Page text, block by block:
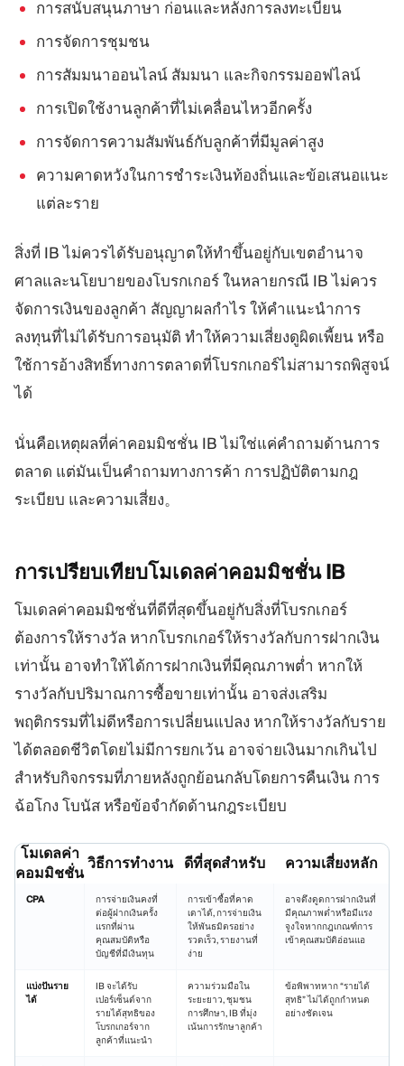
การสนับสนุนภาษา ก่อนและหลังการลงทะเบียน
การจัดการชุมชน
การสัมมนาออนไลน์ สัมมนา และกิจกรรมออฟไลน์
การเปิดใช้งานลูกค้าที่ไม่เคลื่อนไหวอีกครั้ง
การจัดการความสัมพันธ์กับลูกค้าที่มีมูลค่าสูง
ความคาดหวังในการชำระเงินท้องถิ่นและข้อเสนอแนะ
แต่ละราย
สิ่งที่ IB ไม่ควรได้รับอนุญาตให้ทำขึ้นอยู่กับเขตอำนาจ
ศาลและนโยบายของโบรกเกอร์ ในหลายกรณี IB ไม่ควร
จัดการเงินของลูกค้า สัญญาผลกำไร ให้คำแนะนำการ
ลงทุนที่ไม่ได้รับการอนุมัติ ทำให้ความเสี่ยงดูผิดเพี้ยน หรือ
ใช้การอ้างสิทธิ์ทางการตลาดที่โบรกเกอร์ไม่สามารถพิสูจน์
ได้
นั่นคือเหตุผลที่ค่าคอมมิชชั่น IB ไม่ใช่แค่คำถามด้านการ
ตลาด แต่มันเป็นคำถามทางการค้า การปฏิบัติตามกฎ
ระเบียบ และความเสี่ยง。
การเปรียบเทียบโมเดลค่าคอมมิชชั่นIB
โมเดลค่าคอมมิชชั่นที่ดีที่สุดขึ้นอยู่กับสิ่งที่โบรกเกอร์
ต้องการให้รางวัล หากโบรกเกอร์ให้รางวัลกับการฝากเงิน
เท่านั้น อาจทำให้ได้การฝากเงินที่มีคุณภาพต่ำ หากให้
รางวัลกับปริมาณการซื้อขายเท่านั้น อาจส่งเสริม
พฤติกรรมที่ไม่ดีหรือการเปลี่ยนแปลง หากให้รางวัลกับราย
ได้ตลอดชีวิตโดยไม่มีการยกเว้น อาจจ่ายเงินมากเกินไป
สำหรับกิจกรรมที่ภายหลังถูกย้อนกลับโดยการคืนเงิน การ
ฉ้อโกง โบนัส หรือข้อจำกัดด้านกฎระเบียบ
โมเดลค่า
คอมมิชชั่น
วิธีการทำงาน ดีที่สุดสำหรับ ความเสี่ยงหลัก
CPA
การจ่ายเงินคงที่
ต่อผู้ฝากเงินครั้ง
แรกที่ผ่าน
คุณสมบัติหรือ
บัญชีที่มีเงินทุน
การเข้าซื้อที่คาด
เดาได้, การจ่ายเงิน
ให้พันธมิตรอย่าง
รวดเร็ว, รายงานที่
ง่าย
อาจดึงดูดการฝากเงินที่
มีคุณภาพต่ำหรือมีแรง
จูงใจหากกฎเกณฑ์การ
เข้าคุณสมบัติอ่อนแอ
แบ่งปันราย
ได้
IB จะได้รับ
เปอร์เซ็นต์จาก
รายได้สุทธิของ
โบรกเกอร์จาก
ลูกค้าที่แนะนำ
ความร่วมมือใน
ระยะยาว, ชุมชน
การศึกษา, IB ที่มุ่ง
เน้นการรักษาลูกค้า
ข้อพิพาทหาก “รายได้
สุทธิ” ไม่ได้ถูกกำหนด
อย่างชัดเจน